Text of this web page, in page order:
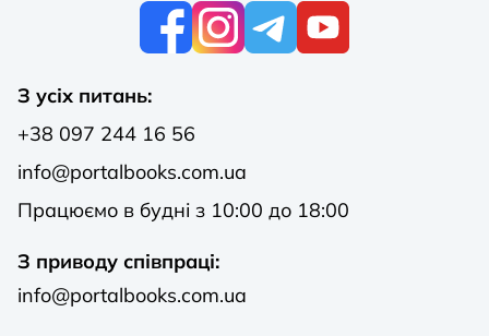
З усіх питань:
+38 097 244 16 56
info@portalbooks.com.ua
Працюємо в будні з 10:00 до 18:00
З приводу співпраці:
info@portalbooks.com.ua